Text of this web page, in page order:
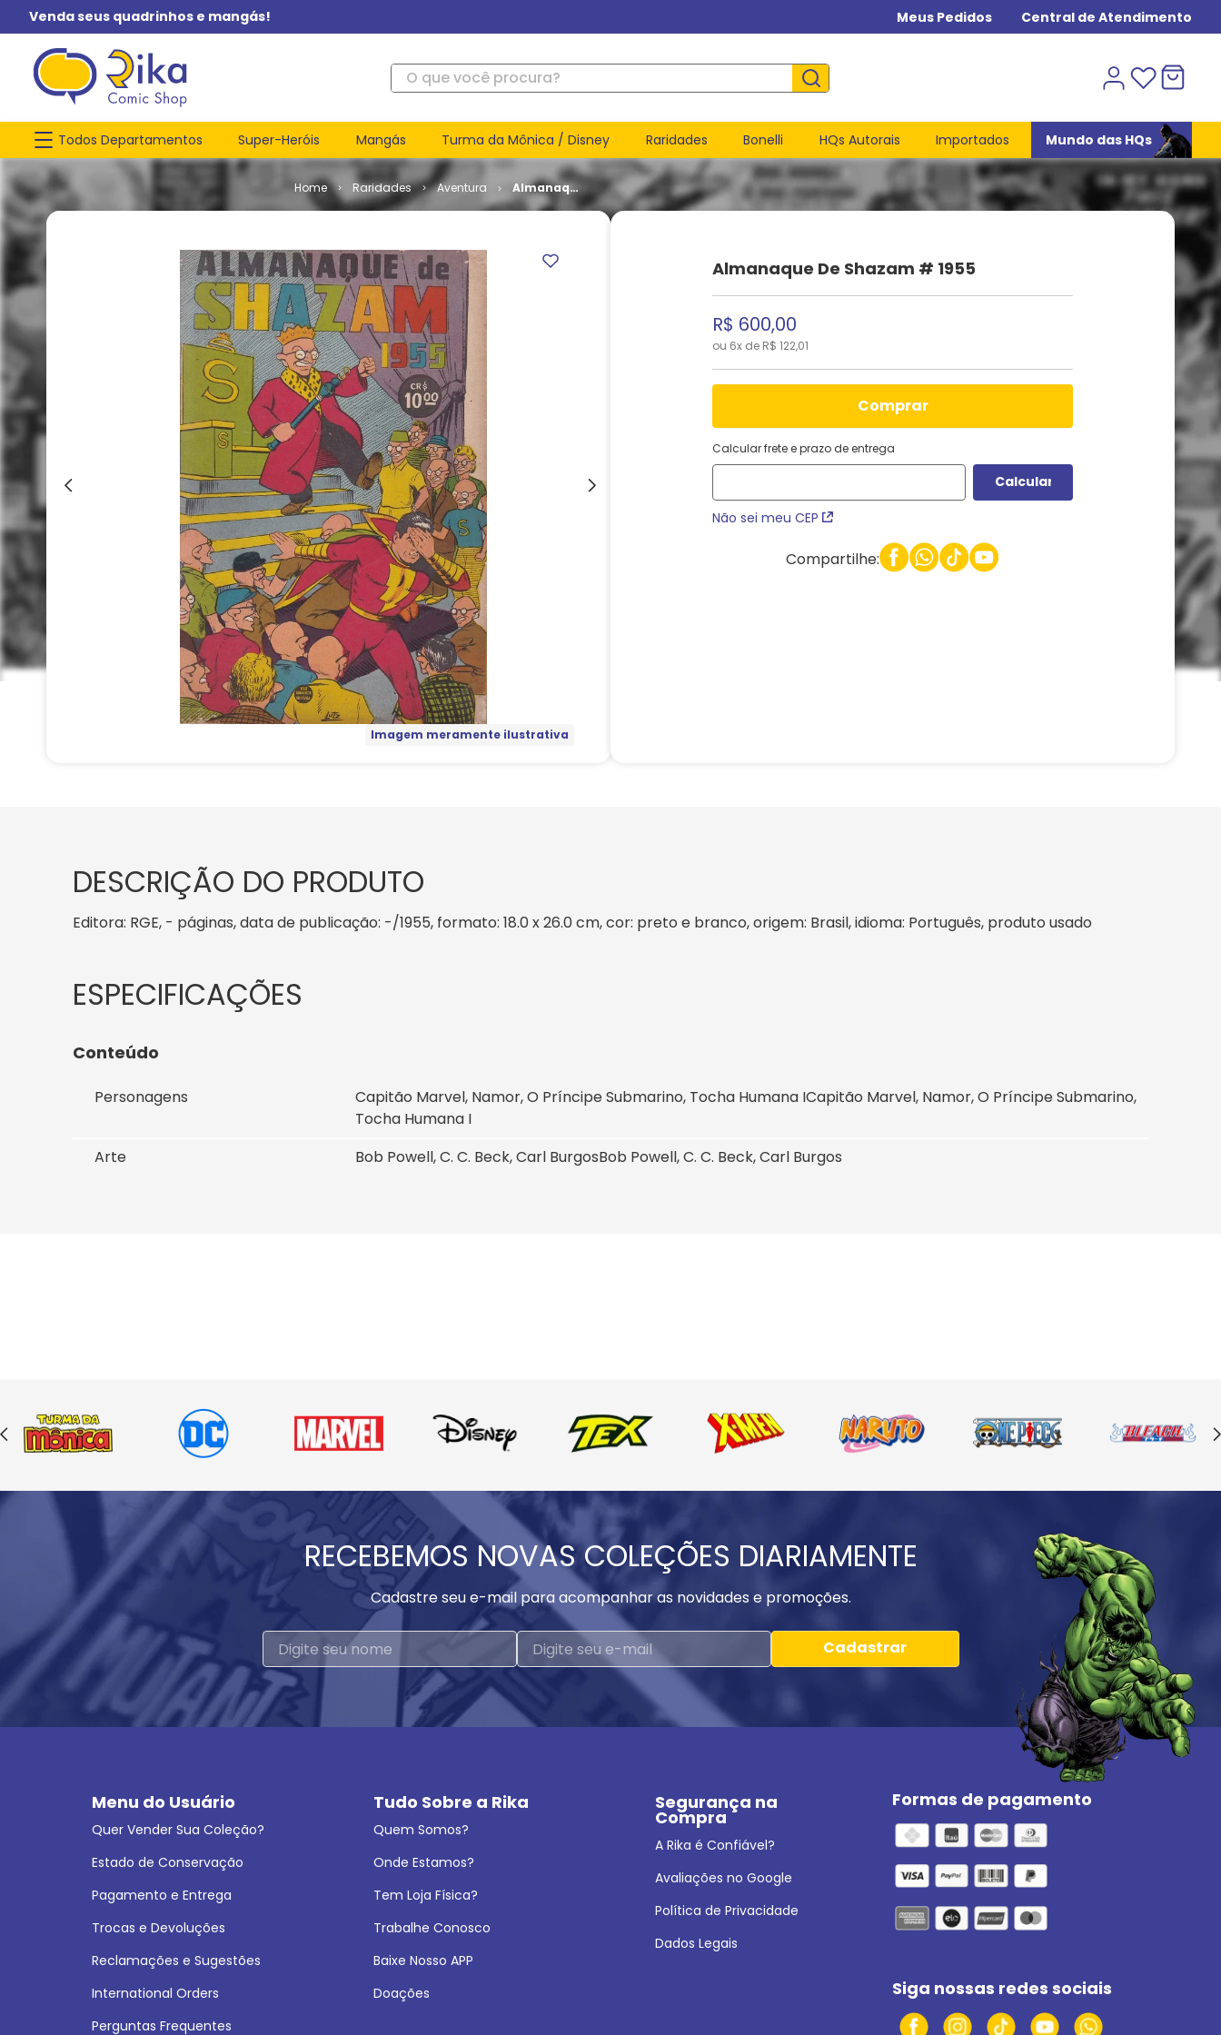
Venda seus quadrinhos e mangás! Meus Pedidos Central de Atendimento
O que você procura?
Todos Departamentos Super-Heróis Mangás Turma da Mônica / Disney Raridades Bonelli HQs Autorais Importados Mundo das HQs
Raridades Aventura
Almanaque
de Shazam
Imagem meramente ilustrativa
Almanaque De Shazam # 1955
R$ 600,00
ou 6x de R$ 122,01
comprar
Calcular frete e prazo de entrega
Não sei meu CEP
Compartilhe:
DESCRIÇÃO DO PRODUTO
Editora: RGE, - páginas, data de publicação: -/1955, formato: 18.0 x 26.0 cm, cor: preto e branco, origem: Brasil, idioma: Português, produto usado
Conteúdo
Personagens Capitão Marvel, Namor, O Príncipe Submarino, Tocha Humana ICapitão Marvel, Namor, O Príncipe Submarino,
Tocha Humana I
Arte
Bob Powell, C. C. Beck, Carl BurgosBob Powell, C. C. Beck, Carl Burgos
RECEBEMOS NOVAS COLEÇÕES DIARIAMENTE
Cadastre seu e-mail para acompanhar as novidades e promoções.
Cadastrar
Menu do Usuário
Quer Vender Sua Coleção?
Estado de Conservação
Pagamento e Entrega
Trocas e Devoluções
Reclamações e Sugestões
International Orders
Perguntas Frequentes
Tudo Sobre a Rika
Quem Somos?
Onde Estamos?
Tem Loja Física?
Trabalhe Conosco
Baixe Nosso APP
Doações
Segurança na
Compra
A Rika é Confiável?
Avaliações no Google
Política de Privacidade
Dados Legais
Formas de pagamento
Siga nossas redes sociais